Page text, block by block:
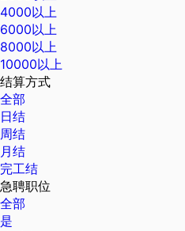
4000以上
6000以上
8000以上
10000以上
结算方式
全部
日结
周结
月结
完工结
急聘职位
全部
是